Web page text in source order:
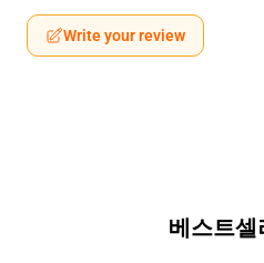
Write your review
베스트셀